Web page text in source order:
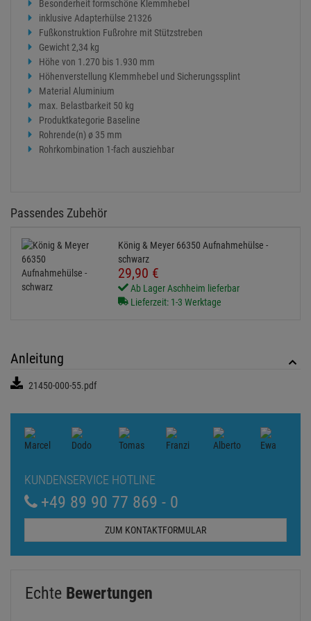
Besonderheit formschöne Klemmhebel
inklusive Adapterhülse 21326
Fußkonstruktion Fußrohre mit Stützstreben
Gewicht 2,34 kg
Höhe von 1.270 bis 1.930 mm
Höhenverstellung Klemmhebel und Sicherungssplint
Material Aluminium
max. Belastbarkeit 50 kg
Produktkategorie Baseline
Rohrende(n) ø 35 mm
Rohrkombination 1-fach ausziehbar
Passendes Zubehör
König & Meyer 66350 Aufnahmehülse -
schwarz
29,90 €
Ab Lager Aschheim lieferbar
Lieferzeit: 1-3 Werktage
Anleitung
21450-000-55.pdf
KUNDENSERVICE HOTLINE
+49 89 90 77 869 - 0
ZUM KONTAKTFORMULAR
Echte Bewertungen